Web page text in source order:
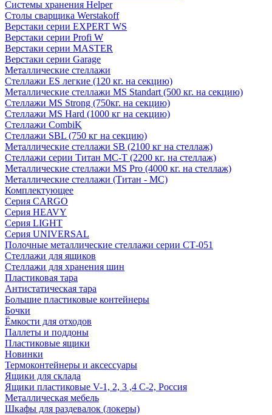
Системы хранения Helper
Столы сварщика Werstakoff
Верстаки серии EXPERT WS
Верстаки серии Profi W
Верстаки серии MASTER
Верстаки серии Garage
Металлические стеллажи
Стеллажи ES легкие (120 кг. на секцию)
Металлические стеллажи MS Standart (500 кг. на секцию)
Стеллажи MS Strong (750кг. на секцию)
Стеллажи MS Hard (1000 кг на секцию)
Стеллажи CombiK
Стеллажи SBL (750 кг на секцию)
Металлические стеллажи SB (2100 кг на стеллаж)
Стеллажи серии Титан МС-Т (2200 кг. на стеллаж)
Металлические стеллажи MS Pro (4000 кг. на стеллаж)
Металлические стеллажи (Титан - МС)
Комплектующее
Серия CARGO
Серия HEAVY
Серия LIGHT
Серия UNIVERSAL
Полочные металлические стеллажи серии СТ-051
Стеллажи для ящиков
Стеллажи для хранения шин
Пластиковая тара
Антистатическая тара
Большие пластиковые контейнеры
Бочки
Ёмкости для отходов
Паллеты и поддоны
Пластиковые ящики
Новинки
Термоконтейнеры и аксессуары
Ящики для склада
Ящики пластиковые V-1, 2, 3 ,4 С-2, Россия
Металлическая мебель
Шкафы для раздевалок (локеры)